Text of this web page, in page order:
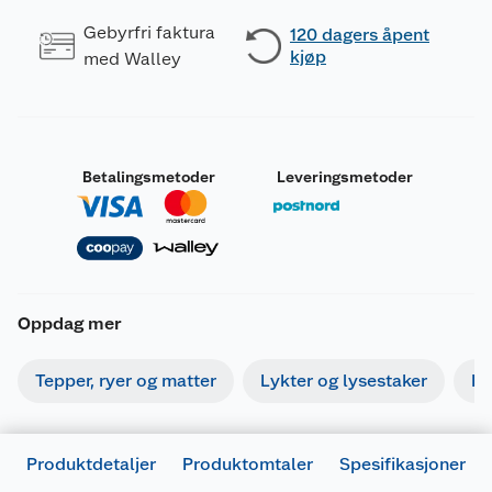
Gebyrfri faktura
med Walley
120 dagers åpent
kjøp
Betalingsmetoder Leveringsmetoder
Oppdag mer
Tepper, ryer og matter Lykter og lysestaker
Produktdetaljer Produktomtaler Spesifikasjoner